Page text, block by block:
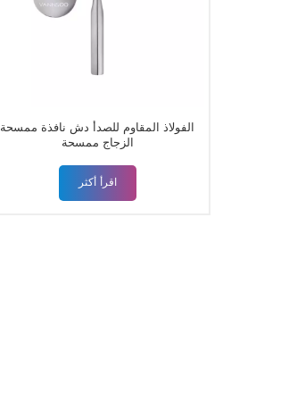
الفولاذ المقاوم للصدأ دش نافذة ممسحة
الزجاج ممسحة
اقرأ أكثر